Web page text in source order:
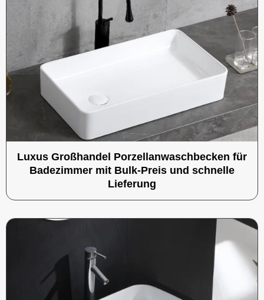
Luxus Großhandel Porzellanwaschbecken für
Badezimmer mit Bulk-Preis und schnelle
Lieferung